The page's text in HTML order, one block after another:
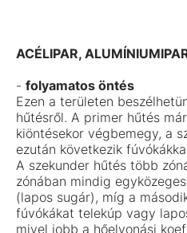
ACÉLIPAR,
- folyamatos öntés
Ezen a területen
hűtésről. A primer hűtés
kiöntésekor végbemegy, a
ezután következik
A szekunder hűtés több
zónában mindig
(lapos sugár), míg a
fúvókákat telekúp vagy
mivel jobb a hőelvonási